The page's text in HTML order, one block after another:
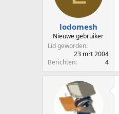
r
e
r
u
lodomesh
Nieuwe gebruiker
Lid geworden
23 mrt 2004
Berichten
4